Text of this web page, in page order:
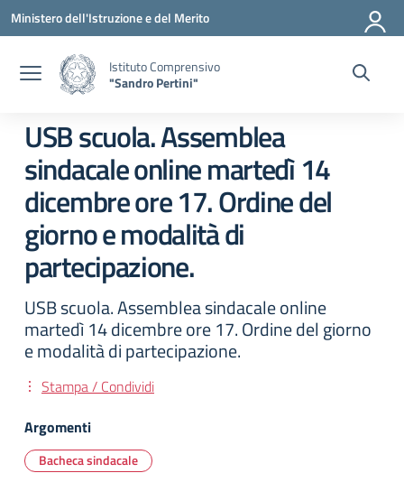
Vai ai contenuti
Vai al menu di navigazione
Vai al footer
Ministero dell'Istruzione e del Merito
Istituto Comprensivo
"Sandro Pertini"
USB scuola. Assemblea
sindacale online martedì 14
dicembre ore 17. Ordine del
giorno e modalità di
partecipazione.
USB scuola. Assemblea sindacale online
martedì 14 dicembre ore 17. Ordine del giorno
e modalità di partecipazione.
Stampa / Condividi
Argomenti
Bacheca sindacale